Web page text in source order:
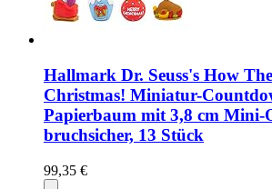
Hallmark Dr. Seuss's How
Christmas! Miniatur-
Papierbaum mit 3,8 cm Mini-
bruchsicher, 13 Stück
99,35 €